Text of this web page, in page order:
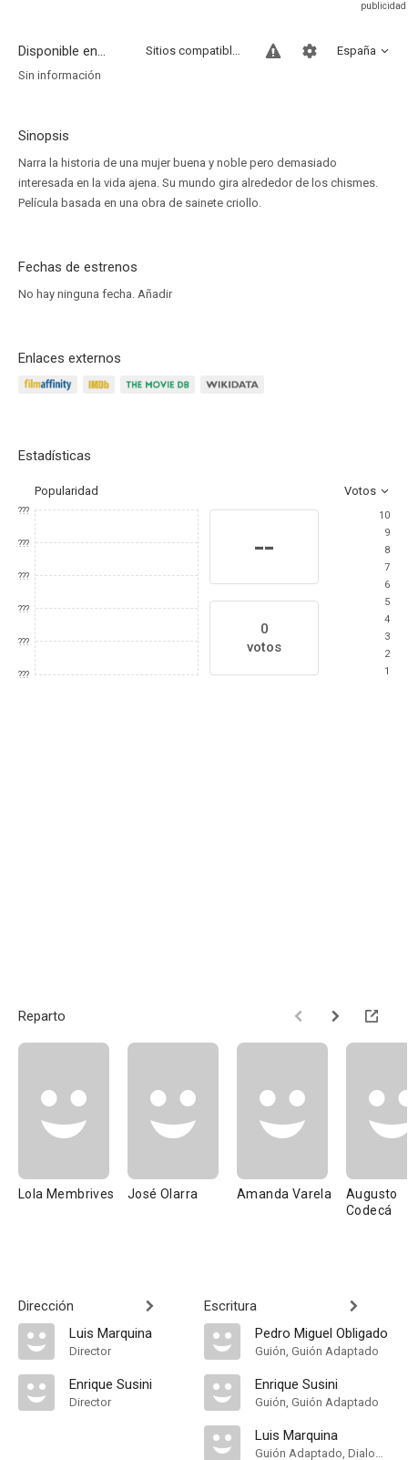
Disponible en... España
Sitios compatibles
Sin información
Sinopsis
Narra la historia de una mujer buena y noble pero demasiado
interesada en la vida ajena. Su mundo gira alrededor de los chismes.
Película basada en una obra de sainete criollo.
Fechas de estrenos
No hay ninguna fecha. Añadir
Enlaces externos
Estadísticas
Popularidad Votos
???
???
???
???
???
???
--
0
votos
10
9
8
7
6
5
4
3
2
1
Reparto
Lola Membrives José Olarra Amanda Varela
Augusto
Codecá
Dirección
Luis Marquina
Director
Enrique Susini
Director
Escritura
Pedro Miguel Obligado
Guión, Guión Adaptado
Enrique Susini
Guión, Guión Adaptado
Luis Marquina
Guión Adaptado, Dialogue